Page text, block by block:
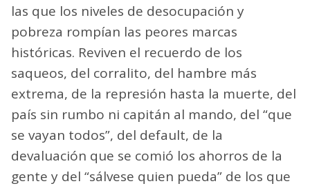
las que los niveles de desocupación y
pobreza rompían las peores marcas
históricas. Reviven el recuerdo de los
saqueos, del corralito, del hambre más
extrema, de la represión hasta la muerte, del
país sin rumbo ni capitán al mando, del “que
se vayan todos”, del default, de la
devaluación que se comió los ahorros de la
gente y del “sálvese quien pueda” de los que